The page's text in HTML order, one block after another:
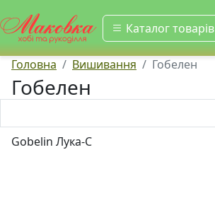
Каталог товарів
шукати
Головна Вишивання Гобелен
Гобелен
Gobelin Лука-С